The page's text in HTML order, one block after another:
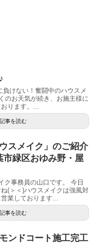
負けない！奮闘中のハウスメ
のお天気が続き、お施主様に
ります。...
記事を読む
スメイク」のご紹介
緑区おゆみ野・屋
ク事務員の山口です。 今日
(＞＜)ハウスメイクは強風対
業しております...
記事を読む
ンドコート施工完工